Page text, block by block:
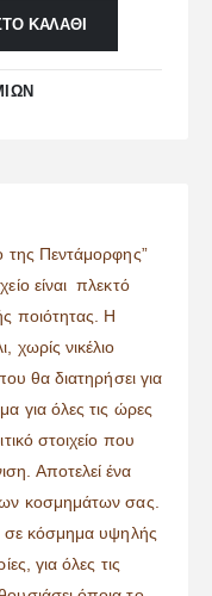
ΚΑΛΆΘΙ
της Πεντάμορφης”
είναι πλεκτό
ποιότητας. Η
χωρίς νικέλιο
θα διατηρήσει για
για όλες τις ώρες
στοιχείο που
Αποτελεί ένα
κοσμημάτων σας.
σε κόσμημα υψηλής
για όλες τις